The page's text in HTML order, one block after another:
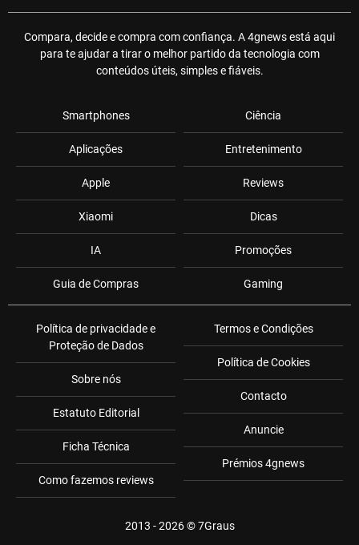
Compara, decide e compra com confiança. A 4gnews está aqui
para te ajudar a tirar o melhor partido da tecnologia com
conteúdos úteis, simples e fiáveis.
Smartphones
Aplicações
Apple
Xiaomi
IA
Guia de Compras
Ciência
Entretenimento
Reviews
Dicas
Promoções
Gaming
Política de privacidade e
Proteção de Dados
Sobre nós
Estatuto Editorial
Ficha Técnica
Como fazemos reviews
Termos e Condições
Política de Cookies
Contacto
Anuncie
Prémios 4gnews
2013 - 2026 ©7Graus